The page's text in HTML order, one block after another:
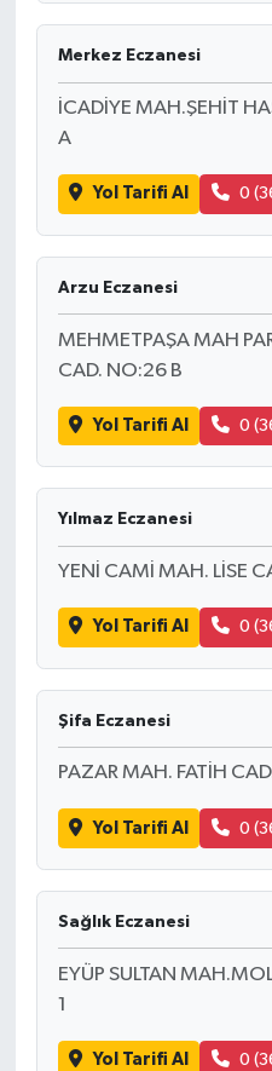
Merkez Eczanesi
İCADİYE MAH.ŞEHİT
A
Yol Tarifi Al 0
Arzu Eczanesi
MEHMETPAŞA MAH
CAD. NO:26 B
Yol Tarifi Al 0
Yılmaz Eczanesi
YENİ CAMİ MAH. LİSE
Yol Tarifi Al 0
Şifa Eczanesi
PAZAR MAH. FATİH
Yol Tarifi Al 0
Sağlık Eczanesi
EYÜP SULTAN
1
Yol Tarifi Al 0